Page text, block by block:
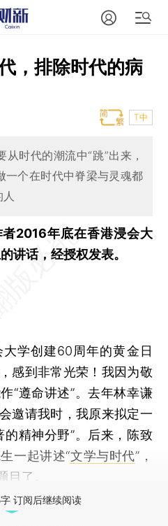
，排除时代的病
T中
时代的潮流中“跳”出来，
一个在时代中脊梁与灵魂都
2016年底在香港浸会大
讲话，经授权发表。
学创建60周年的黄金日
感到非常光荣！我因为敬
“遵命讲述”。去年林幸谦
邀请我时，我原来拟定一
精神分野”。后来，陈致
一起讲述“文学与时代”，
目了。
订阅后继续阅读